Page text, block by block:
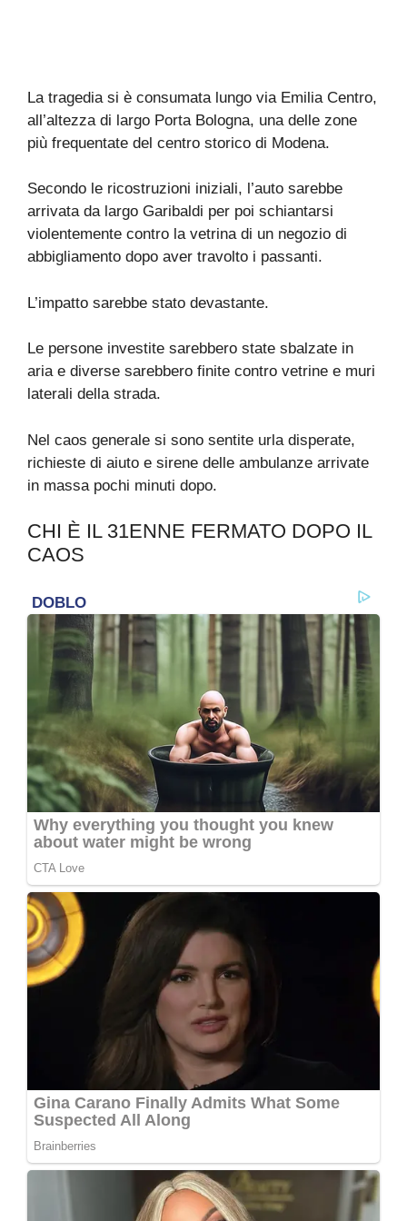
La tragedia si è consumata lungo via Emilia Centro,
all’altezza di largo Porta Bologna, una delle zone
più frequentate del centro storico di Modena.
Secondo le ricostruzioni iniziali, l’auto sarebbe
arrivata da largo Garibaldi per poi schiantarsi
violentemente contro la vetrina di un negozio di
abbigliamento dopo aver travolto i passanti.
L’impatto sarebbe stato devastante.
Le persone investite sarebbero state sbalzate in
aria e diverse sarebbero finite contro vetrine e muri
laterali della strada.
Nel caos generale si sono sentite urla disperate,
richieste di aiuto e sirene delle ambulanze arrivate
in massa pochi minuti dopo.
CHI È IL 31ENNE FERMATO DOPO IL
CAOS